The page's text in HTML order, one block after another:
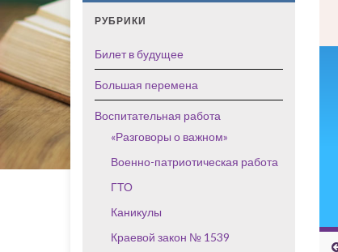
РУБРИКИ
Билет в будущее
Большая перемена
Воспитательная работа
«Разговоры о важном»
Военно-патриотическая работа
ГТО
Каникулы
Краевой закон № 1539